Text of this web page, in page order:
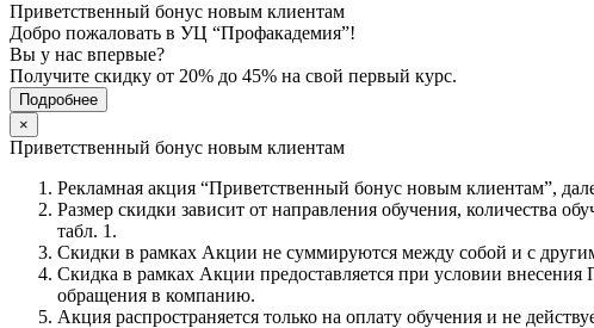
Приветственный бонус новым клиентам
Добро пожаловать в УЦ “Профакадемия”!
Вы у нас впервые?
Получите скидку от 20% до 45% на свой первый курс.
Подробнее
×
Приветственный бонус новым клиентам
Рекламная акция “Приветственный бонус новым клиентам”,
Размер скидки зависит от направления обучения, количества
табл. 1.
Скидки в рамках Акции не суммируются между собой и с
Скидка в рамках Акции предоставляется при условии
обращения в компанию.
Акция распространяется только на оплату обучения и не